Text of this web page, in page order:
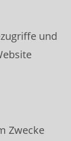
und
Zwecke